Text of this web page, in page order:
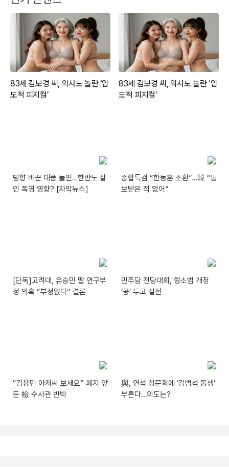
방향 바꾼 태풍 돌핀…한반도 살
인 폭염 영향? [자막뉴스]
종합특검 “한동훈 소환”…韓 “통
보받은 적 없어”
[단독]고려대, 유승민 딸 연구부
정 의혹 “부정없다” 결론
민주당 전당대회, 형소법 개정
‘공’ 두고 설전
“김용민 아저씨 보세요” 폐지 앞
둔 檢 수사관 반박
與, 연석 청문회에 ‘김범석 동생’
부른다…의도는?